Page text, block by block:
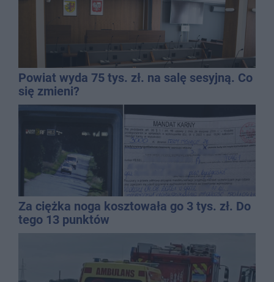
Powiat wyda 75 tys. zł. na salę sesyjną. Co
się zmieni?
Za ciężka noga kosztowała go 3 tys. zł. Do
tego 13 punktów